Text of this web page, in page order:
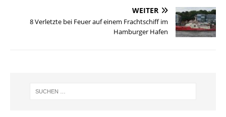
WEITER
8 Verletzte bei Feuer auf einem Frachtschiff im
Hamburger Hafen